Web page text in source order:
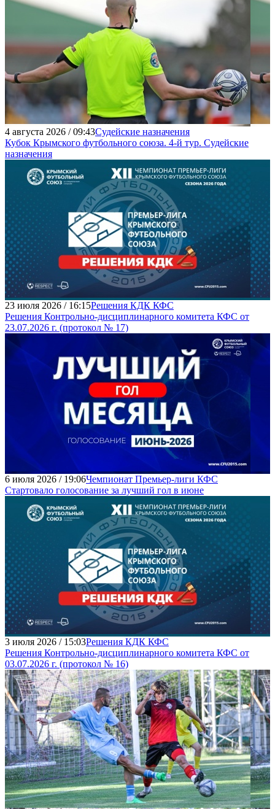
4 августа 2026 / 09:43Судейские назначения
Кубок Крымского футбольного союза. 4-й тур. Судейские
назначения
23 июля 2026 / 16:15Решения КДК КФС
Решения Контрольно-дисциплинарного комитета КФС от
23.07.2026 г. (протокол № 17)
6 июля 2026 / 19:06Чемпионат Премьер-лиги КФС
Стартовало голосование за лучший гол в июне
3 июля 2026 / 15:03Решения КДК КФС
Решения Контрольно-дисциплинарного комитета КФС от
03.07.2026 г. (протокол № 16)